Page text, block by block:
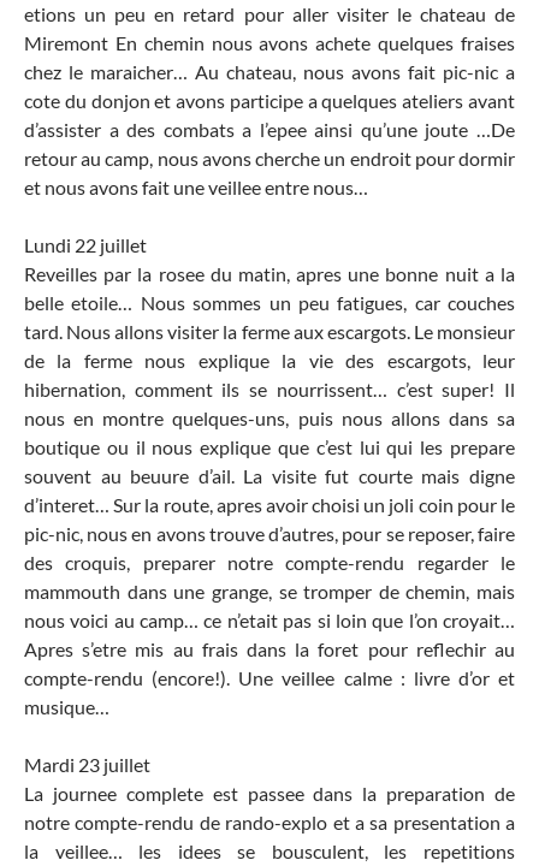
etions un peu en retard pour aller visiter le chateau de
Miremont En chemin nous avons achete quelques fraises
chez le maraicher… Au chateau, nous avons fait pic-nic a
cote du donjon et avons participe a quelques ateliers avant
d’assister a des combats a l’epee ainsi qu’une joute …De
retour au camp, nous avons cherche un endroit pour dormir
et nous avons fait une veillee entre nous…
Lundi 22 juillet
Reveilles par la rosee du matin, apres une bonne nuit a la
belle etoile… Nous sommes un peu fatigues, car couches
tard. Nous allons visiter la ferme aux escargots. Le monsieur
de la ferme nous explique la vie des escargots, leur
hibernation, comment ils se nourrissent… c’est super! Il
nous en montre quelques-uns, puis nous allons dans sa
boutique ou il nous explique que c’est lui qui les prepare
souvent au beuure d’ail. La visite fut courte mais digne
d’interet… Sur la route, apres avoir choisi un joli coin pour le
pic-nic, nous en avons trouve d’autres, pour se reposer, faire
des croquis, preparer notre compte-rendu regarder le
mammouth dans une grange, se tromper de chemin, mais
nous voici au camp… ce n’etait pas si loin que l’on croyait…
Apres s’etre mis au frais dans la foret pour reflechir au
compte-rendu (encore!). Une veillee calme : livre d’or et
musique…
Mardi 23 juillet
La journee complete est passee dans la preparation de
notre compte-rendu de rando-explo et a sa presentation a
la veillee… les idees se bousculent, les repetitions